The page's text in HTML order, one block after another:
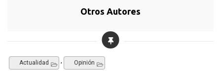
Otros Autores
Actualidad Opinión